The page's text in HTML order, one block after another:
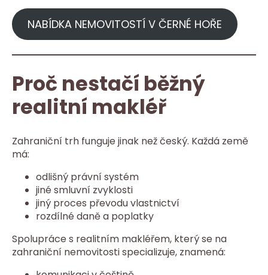
NABÍDKA NEMOVITOSTÍ V ČERNÉ HOŘE
Proč nestačí běžný
realitní makléř
Zahraniční trh funguje jinak než český. Každá země
má:
odlišný právní systém
jiné smluvní zvyklosti
jiný proces převodu vlastnictví
rozdílné daně a poplatky
Spolupráce s realitním makléřem, který se na
zahraniční nemovitosti specializuje, znamená: